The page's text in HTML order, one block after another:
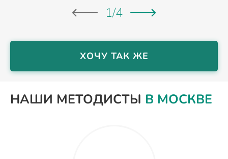
1/4
ХОЧУ ТАК ЖЕ
НАШИ МЕТОДИСТЫ В МОСКВЕ